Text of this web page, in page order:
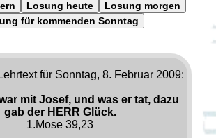
Losung heute
Losung morgen
für kommenden Sonntag
für Sonntag, 8. Februar 2009:
mit Josef, und was er tat, dazu
gab der HERR Glück.
1.Mose 39,23